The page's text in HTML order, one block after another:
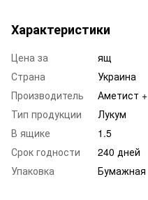
Характеристики
Цена за
ящ
Страна
Украина
Производитель
Аметист +
Тип продукции
Лукум
В ящике
1.5
Срок годности
240 дней
Упаковка
Бумажная